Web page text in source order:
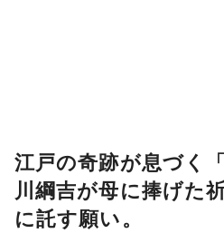
江戸の奇跡が息づく
川綱吉が母に捧げた
に託す願い。